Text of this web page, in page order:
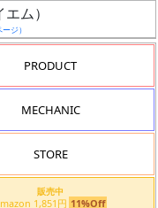
ム）
ージ）
PRODUCT
MECHANIC
STORE
販売中
Amazon 1,851円 11%Off